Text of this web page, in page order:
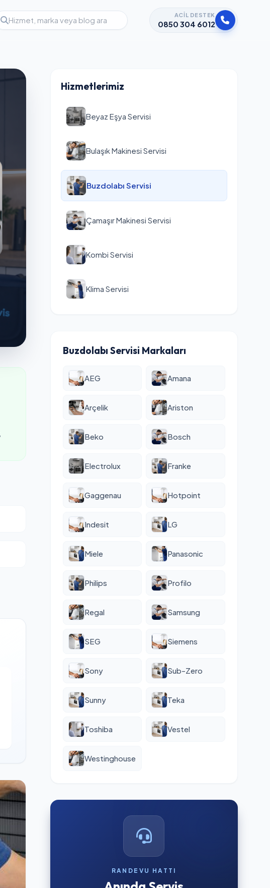
ACIL DESTEK
0850 304 6012
Hizmetlerimiz
Beyaz Eşya Servisi
Bulaşık Makinesi Servisi
Buzdolabı Servisi
Çamaşır Makinesi Servisi
Kombi Servisi
Klima Servisi
Buzdolabı Servisi Markaları
AEG Amana
Arçelik Ariston
Beko Bosch
Electrolux Franke
Gaggenau Hotpoint
Indesit LG
Miele Panasonic
Philips Profilo
Regal Samsung
SEG Siemens
Sony Sub-Zero
Sunny Teka
Toshiba Vestel
Westinghouse
RANDEVU HATTI